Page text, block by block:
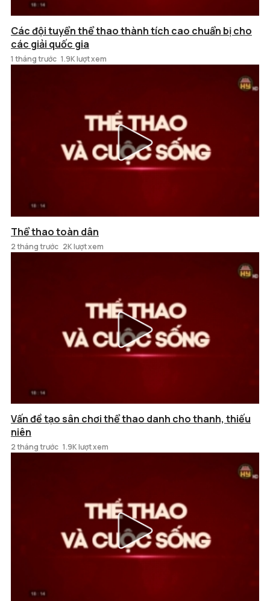
Các đội tuyển thể thao thành tích cao chuẩn bị cho
các giải quốc gia
1 tháng trước 1.9K lượt xem
Thể thao toàn dân
2 tháng trước 2K lượt xem
Vấn đề tạo sân chơi thể thao danh cho thanh, thiếu
niên
2 tháng trước 1.9K lượt xem